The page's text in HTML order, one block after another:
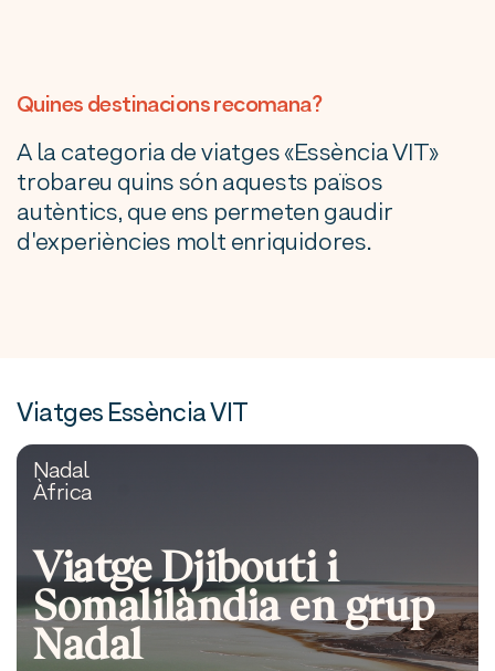
Quines destinacions recomana?
A la categoria de viatges «Essència VIT»
trobareu quins són aquests països
autèntics, que ens permeten gaudir
d'experiències molt enriquidores.
Viatges Essència VIT
Nadal
Àfrica
Viatge Djibouti i
Somalilàndia en grup
Nadal